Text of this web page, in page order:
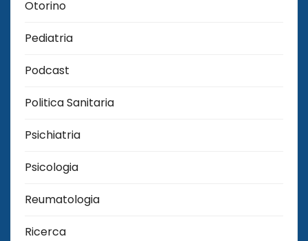
Otorino
Pediatria
Podcast
Politica Sanitaria
Psichiatria
Psicologia
Reumatologia
Ricerca